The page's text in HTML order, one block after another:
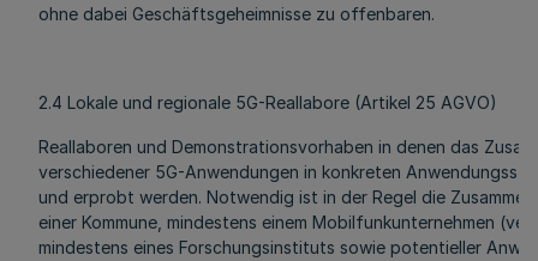
ohne dabei Geschäftsgeheimnisse zu offenbaren.
2.4 Lokale und regionale 5G-Reallabore (Artikel 25 AGVO)
Reallaboren und Demonstrationsvorhaben in denen das
verschiedener 5G-Anwendungen in konkreten
und erprobt werden. Notwendig ist in der Regel die
einer Kommune, mindestens einem Mobilfunkunternehmen
mindestens eines Forschungsinstituts sowie potentieller